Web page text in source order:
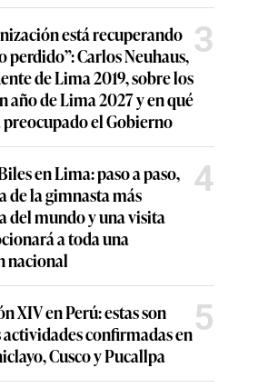
está recuperando
perdido”: Carlos Neuhaus,
de Lima 2019, sobre los
año de Lima 2027 y en qué
preocupado el Gobierno
3
en Lima: paso a paso,
de la gimnasta más
del mundo y una visita
a toda una
nacional
4
XIV en Perú: estas son
actividades confirmadas en
Cusco y Pucallpa
5